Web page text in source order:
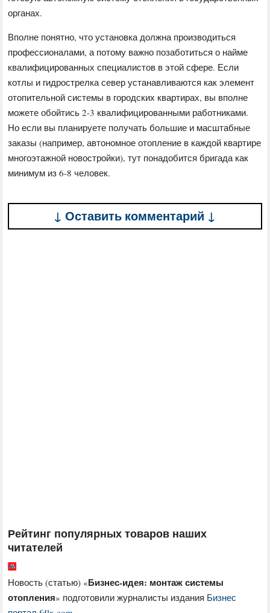
органах.
Вполне понятно, что установка должна производиться
профессионалами, а потому важно позаботиться о найме
квалифицированных специалистов в этой сфере. Если
котлы и гидрострелка север устанавливаются как элемент
отопительной системы в городских квартирах, вы вполне
можете обойтись 2-3 квалифицированными работниками.
Но если вы планируете получать большие и масштабные
заказы (например, автономное отопление в каждой квартире
многоэтажной новостройки), тут понадобится бригада как
минимум из 6-8 человек.
↓ Оставить комментарий ↓
Рейтинг популярных товаров наших
читателей
Новость (статью) «Бизнес-идея: монтаж системы
отопления» подготовили журналисты издания Бизнес